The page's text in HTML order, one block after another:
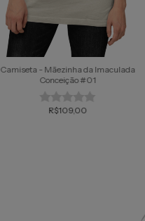
Camiseta - Mãezinha da Imaculada
Conceição #01
R$109,00